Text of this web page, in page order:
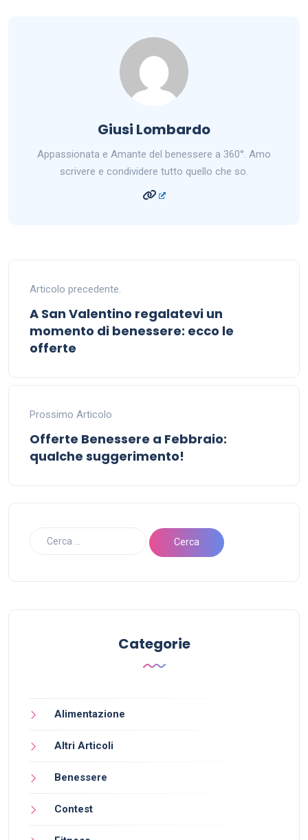
Giusi Lombardo
Appassionata e Amante del benessere a 360°. Amo
scrivere e condividere tutto quello che so.
Articolo precedente.
A San Valentino regalatevi un
momento di benessere: ecco le
offerte
Prossimo Articolo
Offerte Benessere a Febbraio:
qualche suggerimento!
Categorie
Alimentazione
Altri Articoli
Benessere
Contest